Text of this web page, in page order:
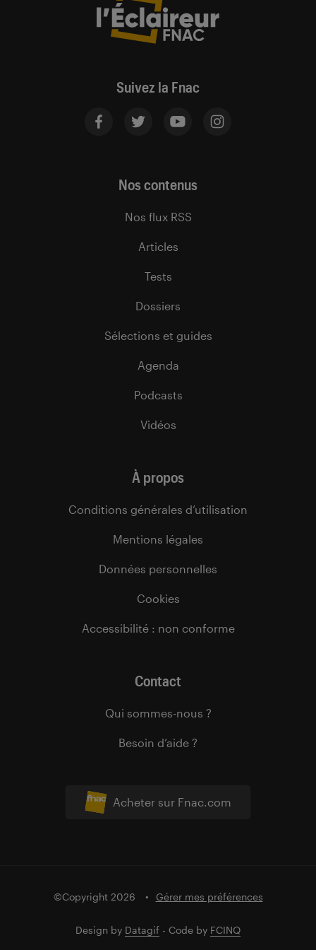
Suivez la Fnac
Acheter sur Fnac.com
Nos contenus
Nos flux RSS
Articles
Tests
Dossiers
Sélections et guides
Agenda
Podcasts
Vidéos
À propos
Conditions générales d’utilisation
Mentions légales
Données personnelles
Cookies
Accessibilité : non conforme
Contact
Qui sommes-nous ?
Besoin d’aide ?
©Copyright 2026 Gérer mes préférences
Design by Datagif - Code by FCINQ